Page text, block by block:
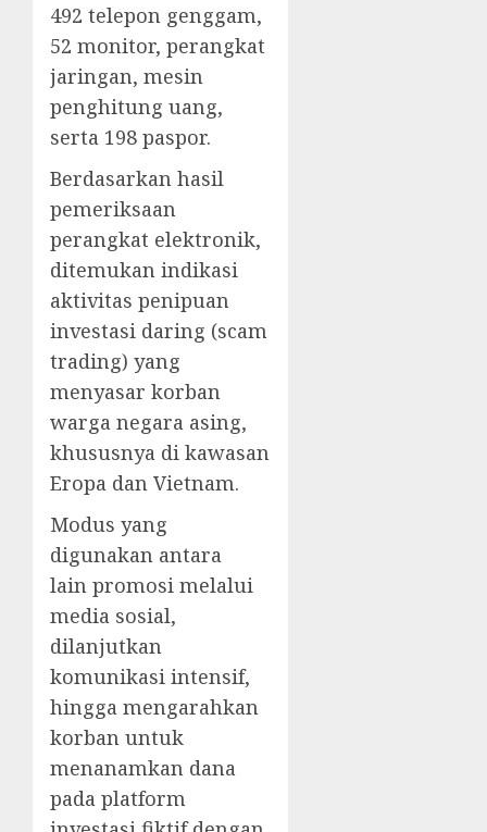
492 telepon genggam,
52 monitor, perangkat
jaringan, mesin
penghitung uang,
serta 198 paspor.
Berdasarkan hasil
pemeriksaan
perangkat elektronik,
ditemukan indikasi
aktivitas penipuan
investasi daring (scam
trading) yang
menyasar korban
warga negara asing,
khususnya di kawasan
Eropa dan Vietnam.
Modus yang
digunakan antara
lain promosi melalui
media sosial,
dilanjutkan
komunikasi intensif,
hingga mengarahkan
korban untuk
menanamkan dana
pada platform